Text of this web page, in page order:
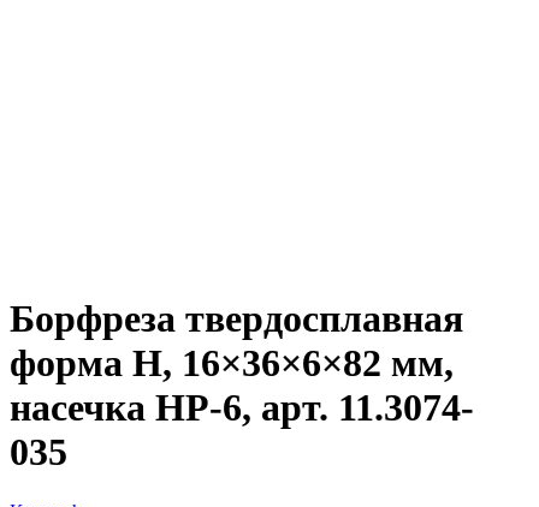
Борфреза твердосплавная
форма H, 16×36×6×82 мм,
насечка HP-6, арт. 11.3074-
035